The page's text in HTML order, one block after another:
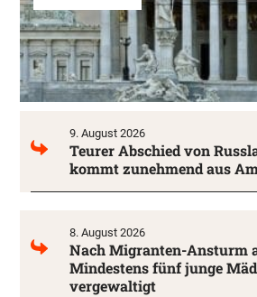
9. August 2026
Teurer Abschied von
kommt zunehmend aus
8. August 2026
Nach Migranten-Ansturm
Mindestens fünf junge
vergewaltigt